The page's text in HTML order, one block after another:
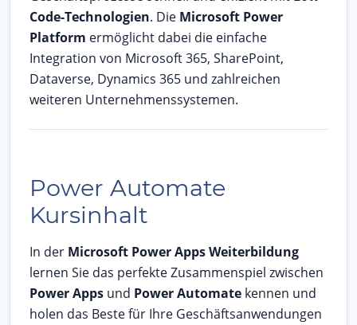
Code-Technologien. Die Microsoft Power
Platform ermöglicht dabei die einfache
Integration von Microsoft 365, SharePoint,
Dataverse, Dynamics 365 und zahlreichen
weiteren Unternehmenssystemen.
Power Automate
Kursinhalt
In der Microsoft Power Apps Weiterbildung
lernen Sie das perfekte Zusammenspiel zwischen
Power Apps und Power Automate kennen und
holen das Beste für Ihre Geschäftsanwendungen